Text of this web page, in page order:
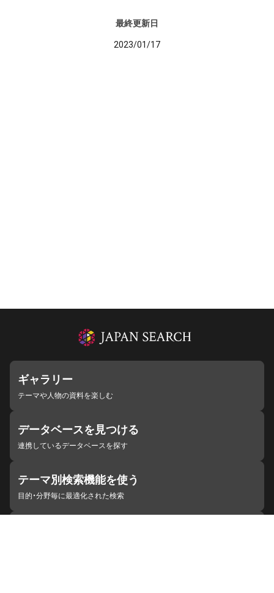
最終更新日
2023/01/17
ギャラリー
テーマや人物の資料を楽しむ
データベースを見つける
連携しているデータベースを探す
テーマ別検索機能を使う
目的・分野毎に最適化された検索